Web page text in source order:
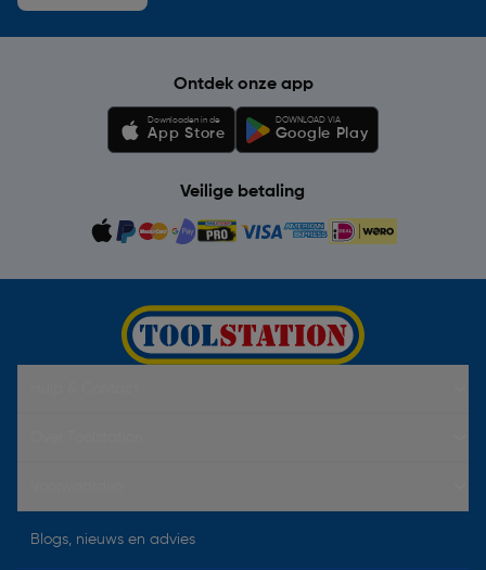
Ontdek onze app
Downloaden in de
App Store
DOWNLOAD VIA
Google Play
Veilige betaling
Blogs, nieuws en advies